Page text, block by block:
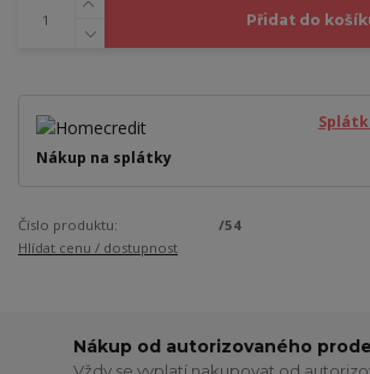
Přidat do
Nákup na splátky
Číslo produktu:
/54
Hlídat cenu / dostupnost
Nákup od autorizovaného